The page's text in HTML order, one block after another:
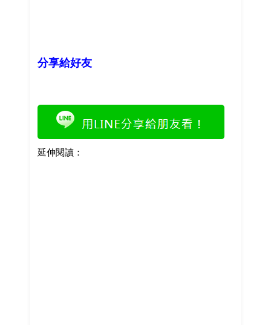
分享給好友
延伸閱讀：